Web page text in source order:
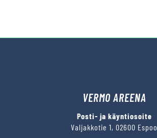
VERMO AREENA
Posti- ja käyntiosoite
Valjakkotie 1, 02600 Espoo